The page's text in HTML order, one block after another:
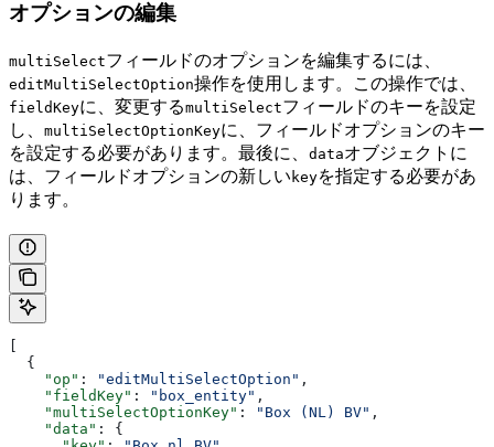
オプションの編集
multiSelectフィールドのオプションを編集するには、
editMultiSelectOption操作を使用します。この操作では、
fieldKeyに、変更するmultiSelectフィールドのキーを設定
し、 multiSelectOptionKeyに、フィールドオプションのキー
を設定する必要があります。最後に、 dataオブジェクトに
は、フィールドオプションの新しい keyを指定する必要があ
ります。
  {
    "op"
: "editMultiSelectOption" ,
    "fieldKey"
: "box_entity" ,
    "multiSelectOptionKey"
: "Box (NL) BV" ,
    "data"
: {